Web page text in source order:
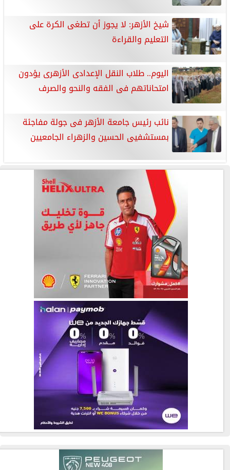
شيخ الأزهر: لا يجوز أن تطغى الكرة على
التعليم والقراءة
اليوم.. طلاب النقل الإعدادى الأزهرى يؤدون
امتحاناتهم فى الفقه والنحو والصرف
نائب رئيس جامعة الأزهر فى جولة مفاجئة
بمستشفيى الحسين والزهراء الجامعيين